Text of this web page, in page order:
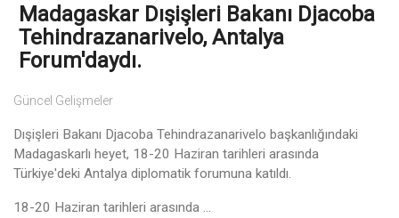
Madagaskar Dışişleri Bakanı Djacoba
Tehindrazanarivelo, Antalya
Forum'daydı.
Güncel Gelişmeler
Dışişleri Bakanı Djacoba Tehindrazanarivelo başkanlığındaki
Madagaskarlı heyet, 18-20 Haziran tarihleri arasında
Türkiye'deki Antalya diplomatik forumuna katıldı.
18-20 Haziran tarihleri arasında ...